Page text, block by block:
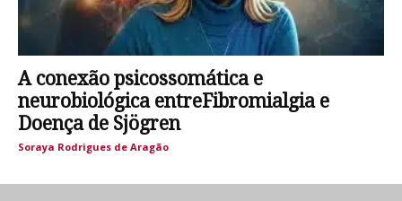
A conexão psicossomática e
neurobiológica entreFibromialgia e
Doença de Sjögren
Soraya Rodrigues de Aragão